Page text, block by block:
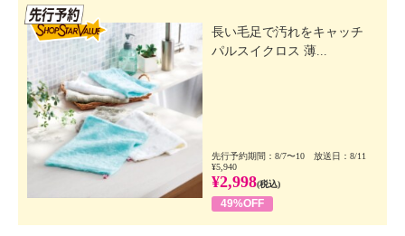
長い毛足で汚れをキャッチ
パルスイクロス 薄...
先行予約期間：8/7〜10 放送日：8/11
¥5,940
¥2,998(税込)
49%OFF